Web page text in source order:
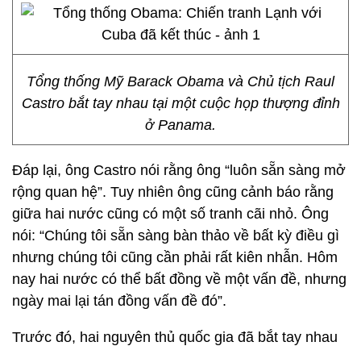
Tổng thống Mỹ Barack Obama và Chủ tịch Raul
Castro bắt tay nhau tại một cuộc họp thượng đỉnh
ở Panama.
Đáp lại, ông Castro nói rằng ông “luôn sẵn sàng mở
rộng quan hệ”. Tuy nhiên ông cũng cảnh báo rằng
giữa hai nước cũng có một số tranh cãi nhỏ. Ông
nói: “Chúng tôi sẵn sàng bàn thảo về bất kỳ điều gì
nhưng chúng tôi cũng cần phải rất kiên nhẫn. Hôm
nay hai nước có thể bất đồng về một vấn đề, nhưng
ngày mai lại tán đồng vấn đề đó”.
Trước đó, hai nguyên thủ quốc gia đã bắt tay nhau